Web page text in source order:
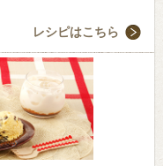
レシピはこちら